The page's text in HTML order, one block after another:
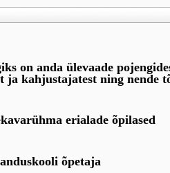
on anda ülevaade
ja kahjustajatest ning nende
erialade õpilased
õpetaja